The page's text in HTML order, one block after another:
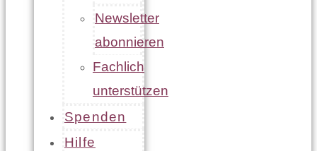
Newsletter
abonnieren
Fachlich
unterstützen
Spenden
Hilfe